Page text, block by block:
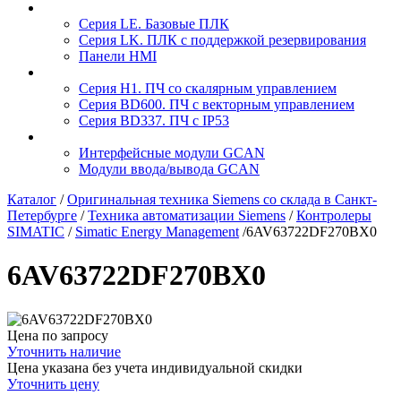
Серия LE. Базовые ПЛК
Серия LK. ПЛК с поддержкой резервирования
Панели HMI
Серия H1. ПЧ со скалярным управлением
Серия BD600. ПЧ с векторным управлением
Серия BD337. ПЧ с IP53
Интерфейсные модули GCAN
Модули ввода/вывода GCAN
Каталог / Оригинальная техника Siemens со склада в Санкт-
Петербурге / Техника автоматизации Siemens / Контролеры
SIMATIC / Simatic Energy Management /6AV63722DF270BX0
6AV63722DF270BX0
Цена по запросу
Уточнить наличие
Цена указана без учета индивидуальной скидки
Уточнить цену